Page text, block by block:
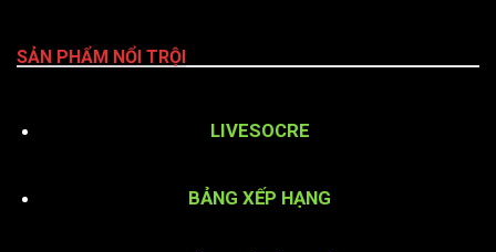
SẢN PHẨM NỔI TRỘI
LIVESOCRE
BẢNG XẾP HẠNG